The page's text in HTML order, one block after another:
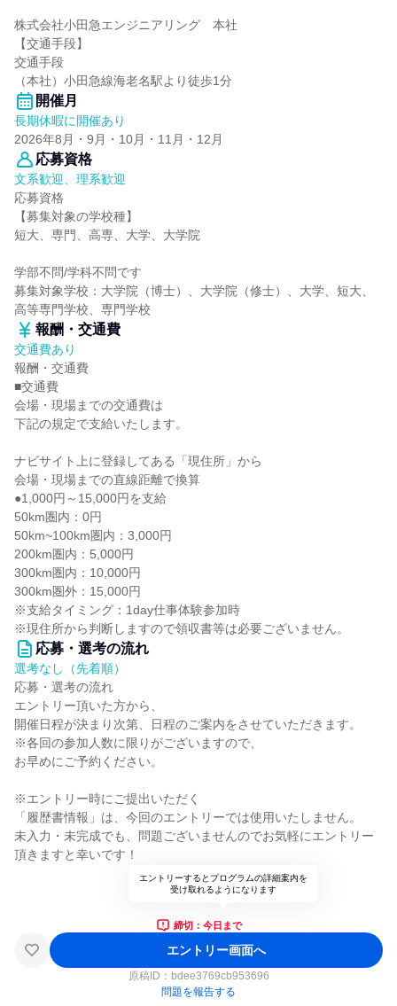
株式会社小田急エンジニアリング 本社
【交通手段】
交通手段
（本社）小田急線海老名駅より徒歩1分
開催月
長期休暇に開催あり
2026年8月・9月・10月・11月・12月
応募資格
文系歓迎、理系歓迎
応募資格
【募集対象の学校種】
短大、専門、高専、大学、大学院
学部不問/学科不問です
募集対象学校：大学院（博士）、大学院（修士）、大学、短大、
高等専門学校、専門学校
報酬・交通費
交通費あり
報酬・交通費
■交通費
会場・現場までの交通費は
下記の規定で支給いたします。
ナビサイト上に登録してある「現住所」から
会場・現場までの直線距離で換算
●1,000円～15,000円を支給
50km圏内：0円
50km~100km圏内：3,000円
200km圏内：5,000円
300km圏内：10,000円
300km圏外：15,000円
※支給タイミング：1day仕事体験参加時
※現住所から判断しますので領収書等は必要ございません。
応募・選考の流れ
選考なし（先着順）
応募・選考の流れ
エントリー頂いた方から、
開催日程が決まり次第、日程のご案内をさせていただきます。
※各回の参加人数に限りがございますので、
お早めにご予約ください。
※エントリー時にご提出いただく
「履歴書情報」は、今回のエントリーでは使用いたしません。
未入力・未完成でも、問題ございませんのでお気軽にエントリー
頂きますと幸いです！
エントリーするとプログラムの詳細案内を
受け取れるようになります
締切：今日まで
エントリー画面へ
原稿ID： bdee3769cb953696
問題を報告する